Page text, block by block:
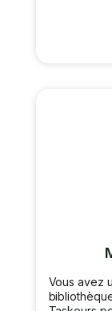
Vous avez